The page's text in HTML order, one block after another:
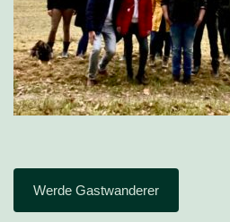
Werde Gastwanderer